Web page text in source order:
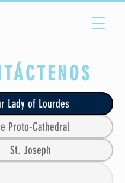
Lady of Lourdes
Proto-Cathedral
St. Joseph